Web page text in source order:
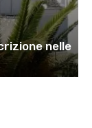
nelle